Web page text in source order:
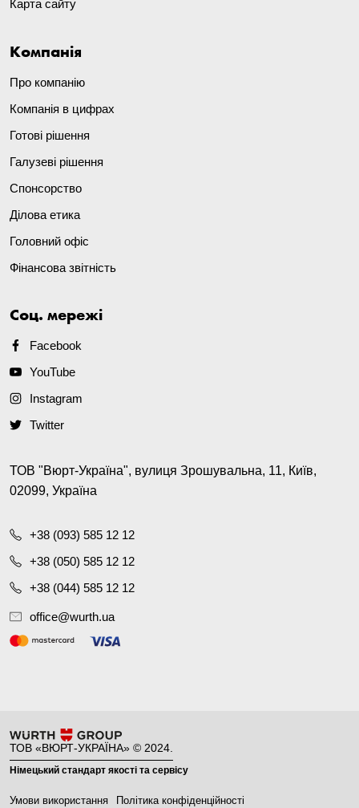
Карта сайту
Компанія
Про компанію
Компанія в цифрах
Готові рішення
Галузеві рішення
Спонсорство
Ділова етика
Головний офіс
Фінансова звітність
Соц. мережі
Facebook
YouTube
Instagram
Twitter
ТОВ "Вюрт-Україна", вулиця Зрошувальна, 11, Київ,
02099, Україна
+38 (093) 585 12 12
+38 (050) 585 12 12
+38 (044) 585 12 12
office@wurth.ua
ТОВ «ВЮРТ-УКРАЇНА» © 2024.
Німецький стандарт якості та сервісу
Умови використання Політика конфіденційності